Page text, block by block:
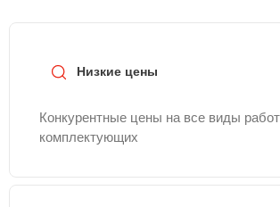
Низкие цены
Конкурентные цены на все виды
комплектующих